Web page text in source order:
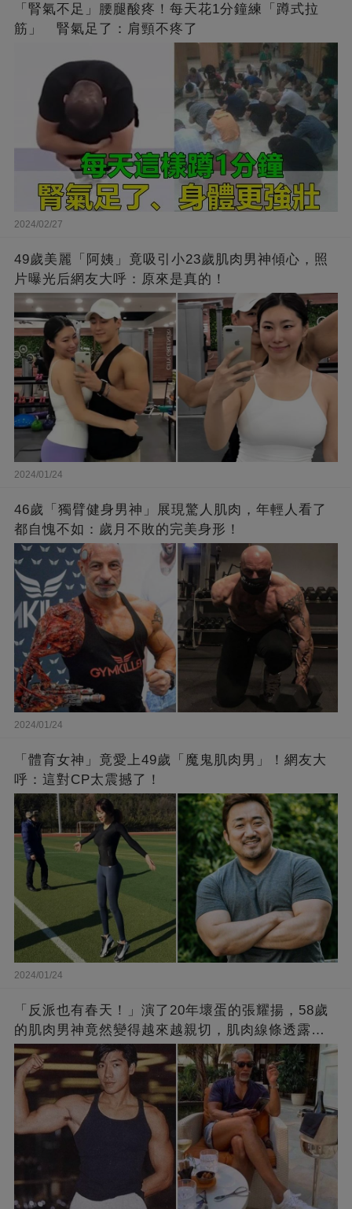
「腎氣不足」腰腿酸疼！每天花1分鐘練「蹲式拉
筋」 腎氣足了：肩頸不疼了
2024/02/27
49歲美麗「阿姨」竟吸引小23歲肌肉男神傾心，照
片曝光后網友大呼：原來是真的！
2024/01/24
46歲「獨臂健身男神」展現驚人肌肉，年輕人看了
都自愧不如：歲月不敗的完美身形！
2024/01/24
「體育女神」竟愛上49歲「魔鬼肌肉男」！網友大
呼：這對CP太震撼了！
2024/01/24
「反派也有春天！」演了20年壞蛋的張耀揚，58歲
的肌肉男神竟然變得越來越親切，肌肉線條透露了
他的秘密！